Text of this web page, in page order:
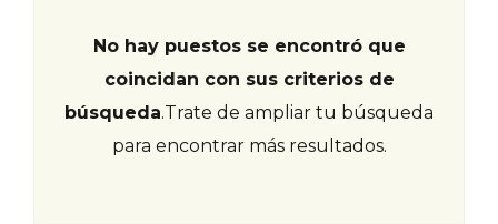
No hay puestos se encontró que
coincidan con sus criterios de
búsqueda.Trate de ampliar tu búsqueda
para encontrar más resultados.